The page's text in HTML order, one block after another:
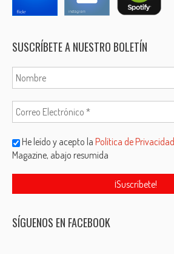
SUSCRÍBETE A NUESTRO BOLETÍN
He leído y acepto laPolítica de Privacidad
Magazine, abajo resumida
SÍGUENOS EN FACEBOOK